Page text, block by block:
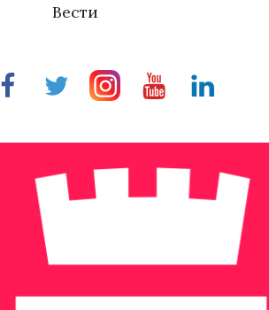
Вести
FacebookTwitterInstragramYoutubeLinkedin